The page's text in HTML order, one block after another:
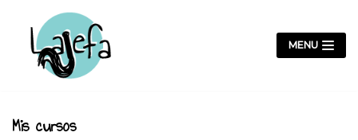
SALTAR
CONTENIDO
MENU
Mis cursos